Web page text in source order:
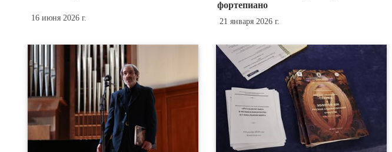
16 июня 2026 г.
фортепиано
21 января 2026 г.